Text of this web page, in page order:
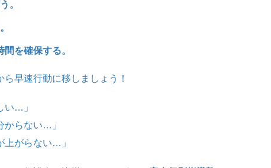
。
を確保する。
早速行動に移しましょう！
い…」
からない…」
上がらない…」